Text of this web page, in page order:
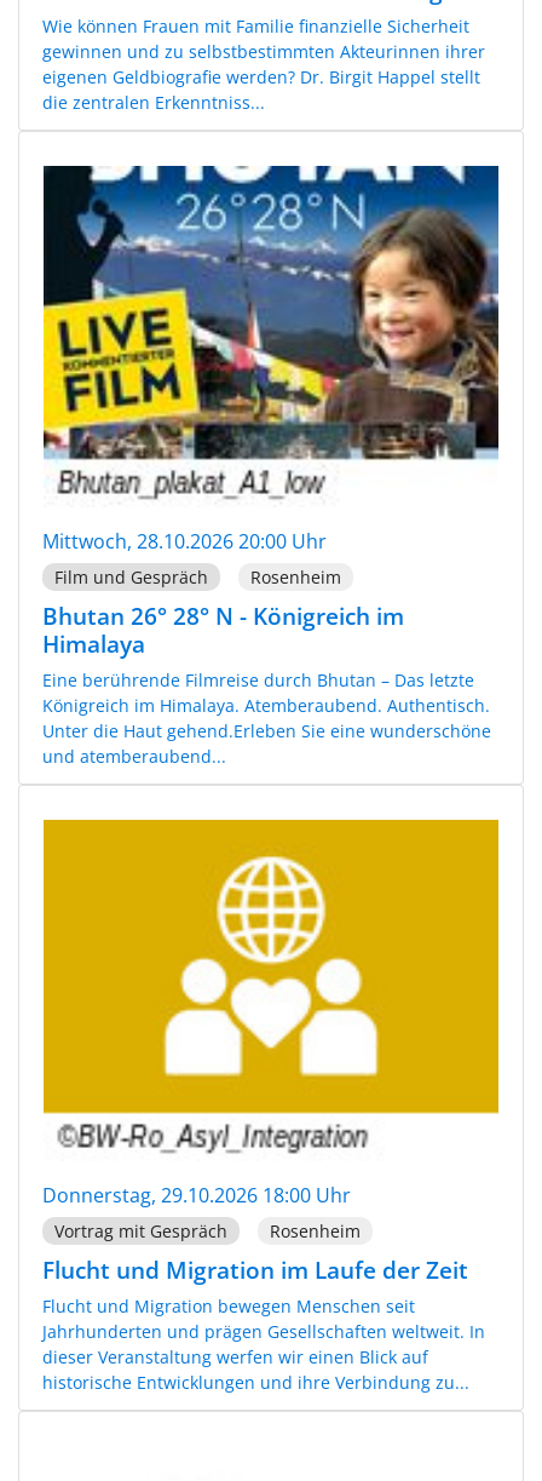
Wie können Frauen mit Familie finanzielle Sicherheit
gewinnen und zu selbstbestimmten Akteurinnen ihrer
eigenen Geldbiografie werden? Dr. Birgit Happel stellt
die zentralen Erkenntniss...
Mittwoch, 28.10.2026 20:00 Uhr
Film und Gespräch Rosenheim
Bhutan 26° 28° N - Königreich im
Himalaya
Eine berührende Filmreise durch Bhutan – Das letzte
Königreich im Himalaya. Atemberaubend. Authentisch.
Unter die Haut gehend.Erleben Sie eine wunderschöne
und atemberaubend...
Donnerstag, 29.10.2026 18:00 Uhr
Vortrag mit Gespräch Rosenheim
Flucht und Migration im Laufe der Zeit
Flucht und Migration bewegen Menschen seit
Jahrhunderten und prägen Gesellschaften weltweit. In
dieser Veranstaltung werfen wir einen Blick auf
historische Entwicklungen und ihre Verbindung zu...